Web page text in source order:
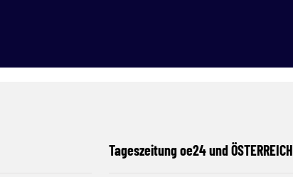
Tageszeitung oe24 und ÖSTERREICH